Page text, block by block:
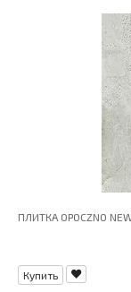
ПЛИТКА OPOCZNO
Купить